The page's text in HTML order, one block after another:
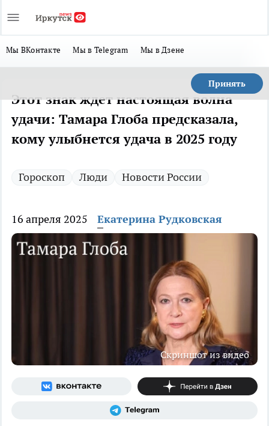
Мы ВКонтакте Мы в Telegram Мы в Дзене
Принять
Этот знак ждет настоящая волна
удачи: Тамара Глоба предсказала,
кому улыбнется удача в 2025 году
Гороскоп Люди Новости России
16 апреля 2025 Екатерина Рудковская
Скриншот из видео